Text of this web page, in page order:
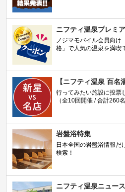
ニフティ温泉プレミ
ノジマモバイル会員向
格」で人気の温泉を満喫
【ニフティ温泉 百名
行ってみたい施設に投票
（全10回開催 / 合計260名
岩盤浴特集
日本全国の岩盤浴情報だ
検索！
ニフティ温泉ニュース